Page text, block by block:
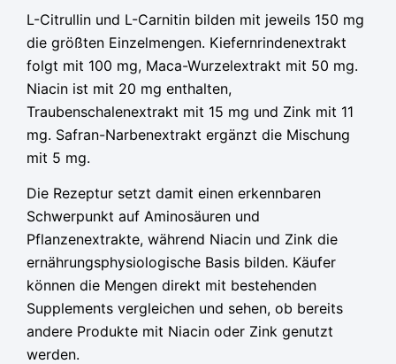
L-Citrullin und L-Carnitin bilden mit jeweils 150 mg
die größten Einzelmengen. Kiefernrindenextrakt
folgt mit 100 mg, Maca-Wurzelextrakt mit 50 mg.
Niacin ist mit 20 mg enthalten,
Traubenschalenextrakt mit 15 mg und Zink mit 11
mg. Safran-Narbenextrakt ergänzt die Mischung
mit 5 mg.
Die Rezeptur setzt damit einen erkennbaren
Schwerpunkt auf Aminosäuren und
Pflanzenextrakte, während Niacin und Zink die
ernährungsphysiologische Basis bilden. Käufer
können die Mengen direkt mit bestehenden
Supplements vergleichen und sehen, ob bereits
andere Produkte mit Niacin oder Zink genutzt
werden.